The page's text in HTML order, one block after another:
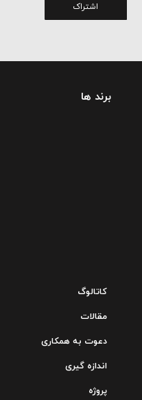
اشتراک
برند ها
کاتالوگ
مقالات
دعوت به همکاری
اندازه گیری
پروژه